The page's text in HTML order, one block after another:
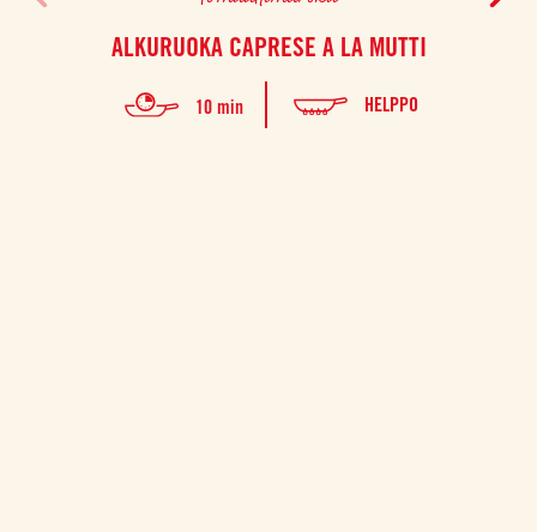
ALKURUOKA CAPRESE A LA MUTTI
10 min HELPPO